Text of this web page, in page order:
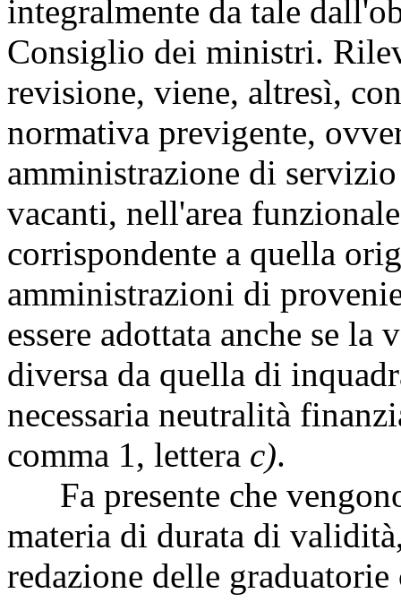
integralmente da tale
Consiglio dei ministri.
revisione, viene, altresì,
normativa previgente,
amministrazione di
vacanti, nell'area
corrispondente a quella
amministrazioni di
essere adottata anche se la
diversa da quella di
necessaria neutralità
comma 1, lettera c).
Fa presente che
materia di durata di
redazione delle